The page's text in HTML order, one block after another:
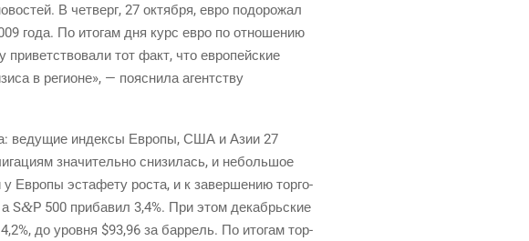
В чет­верг, 27 октяб­ря, евро подо­ро­жал
года. По ито­гам дня курс евро по отно­ше­нию
тот факт, что евро­пей­ские
в реги­оне», — пояс­ни­ла агент­ству
веду­щие индек­сы Евро­пы, США и Азии 27
зна­чи­тель­но сни­зи­лась, и неболь­шое
Евро­пы эста­фе­ту роста, и к завер­ше­нию тор­го­
S&P 500 при­ба­вил 3,4%. При этом декабрь­ские
до уров­ня $93,96 за бар­рель. По ито­гам тор­